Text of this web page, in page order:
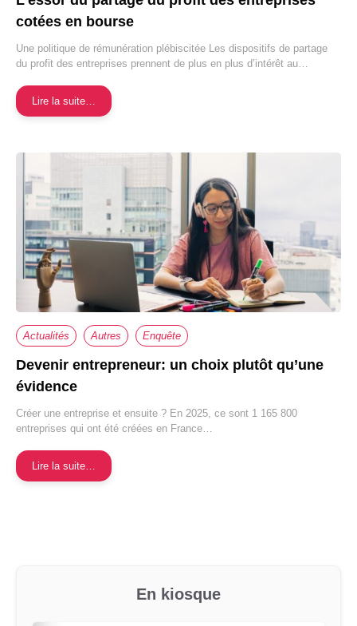
cotées en bourse
Une politique de rémunération plébiscitée Les dispositifs de partage
du profit des entreprises prennent de plus en plus d’intérêt au…
Lire la suite…
Actualités Autres Enquête
Devenir entrepreneur: un choix plutôt qu’une
évidence
Créer une entreprise et ensuite ? En 2025, ce sont 1 165 800
entreprises qui ont été créées en France…
Lire la suite…
En kiosque